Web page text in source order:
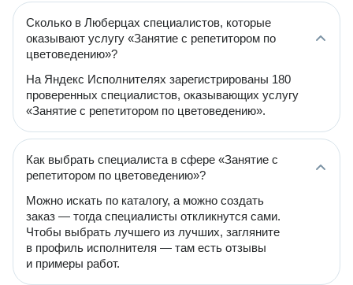
Сколько в Люберцах специалистов, которые
оказывают услугу «Занятие с репетитором по
цветоведению»?
На Яндекс Исполнителях зарегистрированы 180
проверенных специалистов, оказывающих услугу
«Занятие с репетитором по цветоведению».
Как выбрать специалиста в сфере «Занятие с
репетитором по цветоведению»?
Можно искать по каталогу, а можно создать
заказ — тогда специалисты откликнутся сами.
Чтобы выбрать лучшего из лучших, загляните
в профиль исполнителя — там есть отзывы
и примеры работ.